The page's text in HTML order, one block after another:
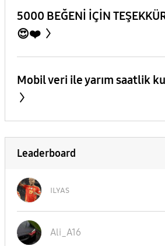
5000 BEĞENİ İÇİN
😍❤️
Mobil veri ile yarım saatlik
Leaderboard
ɪʟʏᴀs
Ali_A16